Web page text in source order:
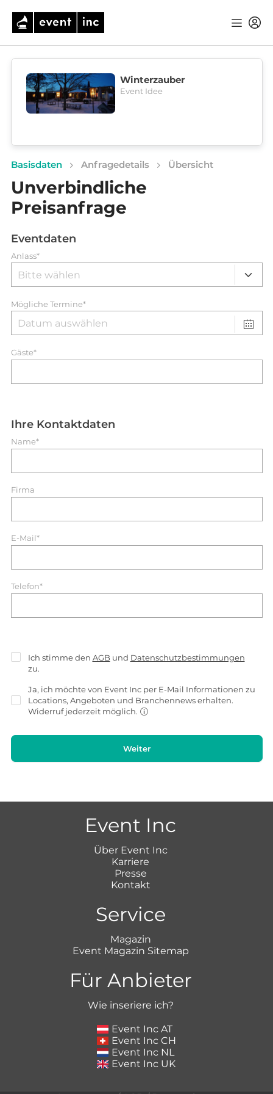
Winterzauber
Event Idee
Basisdaten Anfragedetails Übersicht
Unverbindliche
Preisanfrage
Eventdaten
Anlass*
Mögliche Termine*
Gäste*
Ihre Kontaktdaten
Name*
Firma
E-Mail*
Telefon*
Ich stimme den AGB und Datenschutzbestimmungen
zu.
Ja, ich möchte von Event Inc per E-Mail Informationen zu
Locations, Angeboten und Branchennews erhalten.
Widerruf jederzeit möglich.
Weiter
Event Inc
Über Event Inc
Karriere
Presse
Kontakt
Service
Magazin
Event Magazin Sitemap
Für Anbieter
Wie inseriere ich?
Event Inc AT
Event Inc CH
Event Inc NL
Event Inc UK